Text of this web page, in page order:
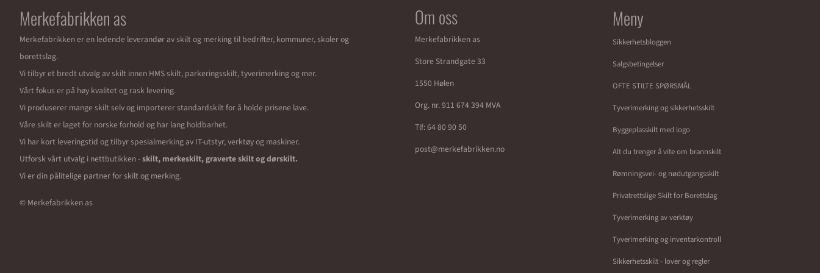
Merkefabrikken as
Merkefabrikken er en ledende leverandør av skilt og merking til bedrifter, kommuner, skoler og
borettslag.
Vi tilbyr et bredt utvalg av skilt innen HMS skilt, parkeringsskilt, tyverimerking og mer.
Vårt fokus er på høy kvalitet og rask levering.
Vi produserer mange skilt selv og importerer standardskilt for å holde prisene lave.
Våre skilt er laget for norske forhold og har lang holdbarhet.
Vi har kort leveringstid og tilbyr spesialmerking av IT-utstyr, verktøy og maskiner.
Utforsk vårt utvalg i nettbutikken -skilt, merkeskilt, graverte skilt og dørskilt.
Vi er din pålitelige partner for skilt og merking.
© Merkefabrikken as
Om oss
Merkefabrikken as
Store Strandgate 33
1550 Hølen
Org. nr. 911 674 394 MVA
Tlf:64 80 90 50
post@merkefabrikken.no
Meny
Sikkerhetsbloggen
Salgsbetingelser
OFTE STILTE SPØRSMÅL
Tyverimerking og sikkerhetsskilt
Byggeplasskilt med logo
Alt du trenger å vite om brannskilt
Rømningsvei- og nødutgangsskilt
Privatrettslige Skilt for Borettslag
Tyverimerking av verktøy
Tyverimerking og inventarkontroll
Sikkerhetsskilt - lover og regler